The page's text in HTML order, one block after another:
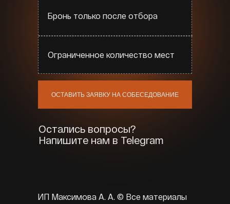
ОСТАВИТЬ ЗАЯВКУ НА СОБЕСЕДОВАНИЕ
Остались вопросы?
Напишите нам в Telegram
Бронь только после отбора
Ограниченное количество мест
ИП Максимова А. А. © Все материалы